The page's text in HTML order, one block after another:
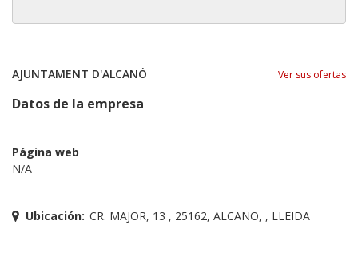
AJUNTAMENT D'ALCANÓ Ver sus ofertas
Datos de la empresa
Página web
N/A
Ubicación: CR. MAJOR, 13 , 25162, ALCANO, , LLEIDA